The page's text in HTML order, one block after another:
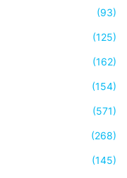
(93)
(125)
(162)
(154)
(571)
(268)
(145)